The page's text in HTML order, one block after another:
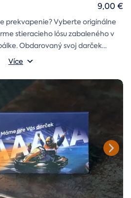
prekvapenie? Vyberte originálne
stieracieho lósu zabaleného v
Obdarovaný svoj darček
počas stierania. Jedno je isté, u
Více
9,00 €